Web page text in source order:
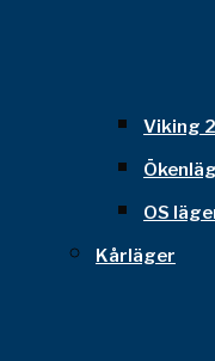
Viking
OS
Kårläger